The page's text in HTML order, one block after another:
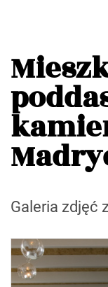
Galeria zdjęć